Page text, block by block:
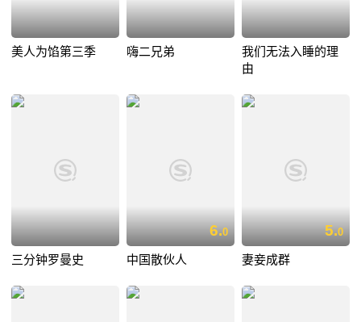
美人为馅第三季 嗨二兄弟
我们无法入睡的理
由
三分钟罗曼史
6.0
中国散伙人
5.0
妻妾成群